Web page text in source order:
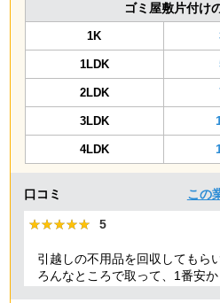
ゴミ屋敷片付け
1K
1LDK
2LDK
3LDK
4LDK
口コミ この
★★★★★
★★★★★ 5
引越しの不用品を回収してもら
ろんなところで取って、1番安か